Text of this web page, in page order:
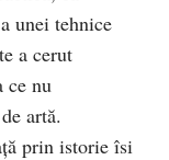
unei tehnice
a cerut
ce nu
artă.
prin istorie îsi